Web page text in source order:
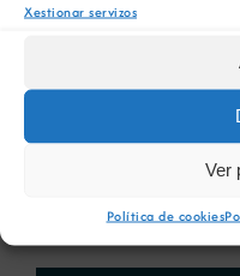
Xestionar servizos
Ver
Política de cookies
D. Diego López
Epifanio Campo, S.L.